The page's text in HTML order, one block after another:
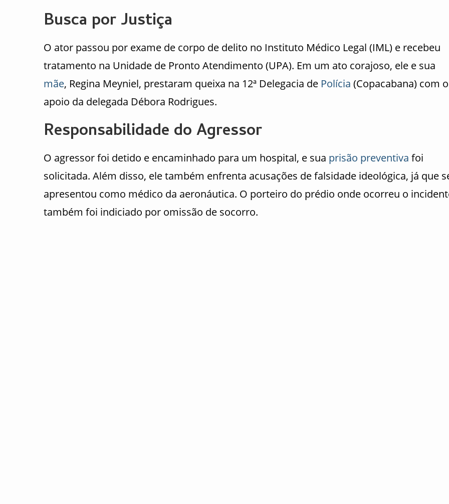
Busca por Justiça
O ator passou por exame de corpo de delito no Instituto Médico Legal (IML) e recebeu
tratamento na Unidade de Pronto Atendimento (UPA). Em um ato corajoso, ele e sua
mãe, Regina Meyniel, prestaram queixa na 12ª Delegacia de Polícia (Copacabana) com o
apoio da delegada Débora Rodrigues.
Responsabilidade do Agressor
O agressor foi detido e encaminhado para um hospital, e sua prisão preventiva foi
solicitada. Além disso, ele também enfrenta acusações de falsidade ideológica, já que
apresentou como médico da aeronáutica. O porteiro do prédio onde ocorreu o
também foi indiciado por omissão de socorro.